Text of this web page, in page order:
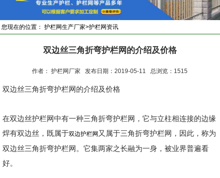
您现在的位置： 护栏网生产厂家>护栏网资讯
双边丝三角折弯护栏网的介绍及价格
作者： 护栏网厂家 发布日期：2019-05-11 总浏览： 1515
双边丝三角折弯护栏网的介绍及价格
在双边丝护栏网中有一种三角折弯护栏网，它与立柱相连接的边缘
焊有双边丝，既属于双边护栏网 又属于三角折弯护栏网，因此，称为
双边丝三角折弯护栏网。它集两家之长融为一身，被业界普遍看
好。